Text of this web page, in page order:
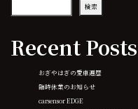
検索
Recent Posts
おぎやはぎの愛車遍歴
臨時休業のお知らせ
carsensor EDGE